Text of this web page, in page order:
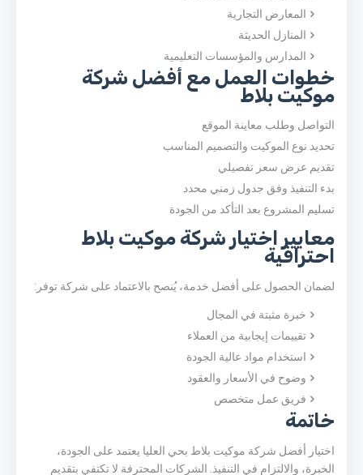
المعارض التجارية
المنازل الحديثة
المدارس والمؤسسات التعليمية
خطوات العمل مع أفضل شركة
موكيت بلاط
التواصل وطلب معاينة الموقع
تحديد نوع الموكيت والتصميم المناسب
تقديم عرض سعر تفصيلي
بدء التنفيذ وفق جدول زمني محدد
تسليم المشروع بعد التأكد من الجودة
معايير اختيار شركة موكيت بلاط
احترافية
لضمان الحصول على أفضل خدمة، يُنصح بالاعتماد على شركة توفر:
خبرة مثبتة في المجال
تقييمات إيجابية من العملاء
استخدام مواد عالية الجودة
وضوح في الأسعار والعقود
فريق عمل متخصص
خاتمة
اختيار أفضل شركة موكيت بلاط بحي العليا يعتمد على الجودة،
الخبرة، والالتزام في التنفيذ. الشركات المحترفة لا تكتفي بتقديم